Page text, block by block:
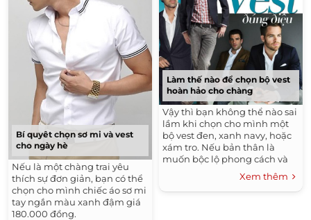
Tóc Dài Đẹp
Những Kiểu Tóc Nam Đẹp
Tóc Uốn Xoăn Đẹp
Thời Trang Thu Đông Hàn Quốc 2015 - 2016
Tóc Ngắn Đẹp
Thời Trang Hè
Kiểu Tóc Đẹp
Thời Trang Nam Hè 2016
Xu Hướng Tóc Đẹp 2016
Những Kiểu Tóc Đẹp
Bí quyêt chọn sơ mi và vest
cho ngày hè
Nếu là một chàng trai yêu
thích sự đơn giản, bạn có thể
chọn cho mình chiếc áo sơ mi
tay ngắn màu xanh đậm giá
180.000 đồng.
Làm thế nào để chọn bộ vest
hoàn hảo cho chàng
Vậy thì bạn không thể nào sai
lầm khi chọn cho mình một
bộ vest đen, xanh navy, hoặc
xám tro. Nếu bản thân là
muốn bộc lộ phong cách và
sự ấn tượng, thì đừng ngần
ngại chọn cho mình những
gam màu sáng, chất liệu lạ,
Xem thêm